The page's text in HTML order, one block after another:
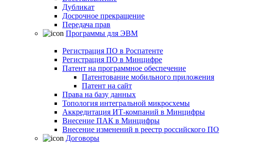
Дубликат
Досрочное прекращение
Передача прав
Программы для ЭВМ
Регистрация ПО в Роспатенте
Регистрация ПО в Минцифре
Патент на программное обеспечение
Патентование мобильного приложения
Патент на сайт
Права на базу данных
Топология интегральной микросхемы
Аккредитация ИТ-компаний в Минцифры
Внесение ПАК в Минцифры
Внесение изменений в реестр российского ПО
Договоры